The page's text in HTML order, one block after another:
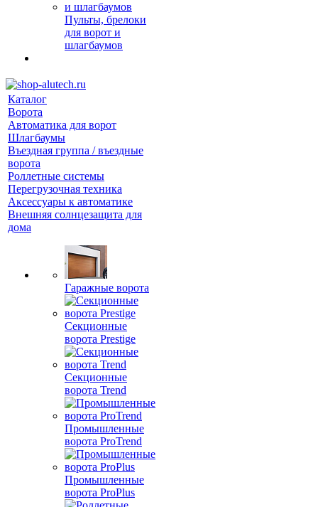
Пульты, брелоки
для ворот и
шлагбаумов
Каталог
Ворота
Автоматика для ворот
Шлагбаумы
Въездная группа / въездные
ворота
Роллетные системы
Перегрузочная техника
Аксессуары к автоматике
Внешняя солнцезащита для
дома
Гаражные ворота
Секционные
ворота Prestige
Секционные
ворота Trend
Промышленные
ворота ProTrend
Промышленные
ворота ProPlus